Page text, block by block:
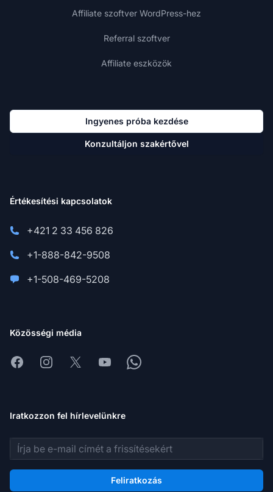
Affiliate szoftver WordPress-hez
Referral szoftver
Affiliate eszközök
Ingyenes próba kezdése
Konzultáljon szakértővel
Értékesítési kapcsolatok
+421 2 33 456 826
+1-888-842-9508
+1-508-469-5208
Közösségi média
FacebookInstagram
X YoutubeWhatsapp
Iratkozzon fel hírlevelünkre
E-mail cím
Feliratkozás